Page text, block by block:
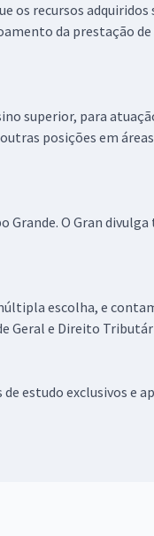
os recursos
da prestação
superior, para
posições em
O Gran
escolha, e
Geral e Direito
estudo exclusivos e